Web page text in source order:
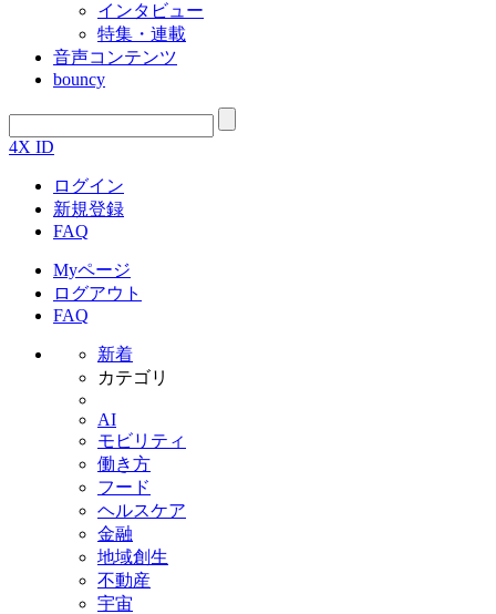
インタビュー
特集・連載
音声コンテンツ
bouncy
4X ID
ログイン
新規登録
FAQ
Myページ
ログアウト
FAQ
新着
カテゴリ
AI
モビリティ
働き方
フード
ヘルスケア
金融
地域創生
不動産
宇宙